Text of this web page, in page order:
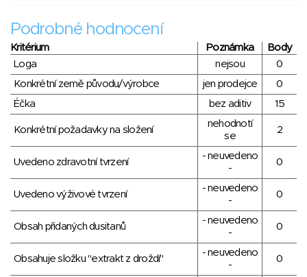
Podrobné hodnocení
Kritérium Poznámka
Body
Loga
nejsou
0
Konkrétní země původu/výrobce
jen prodejce
0
Éčka
bez aditiv 15
Konkrétní požadavky na složení
nehodnotí
se
2
Uvedeno zdravotní tvrzení
- neuvedeno
-
0
Uvedeno výživové tvrzení
- neuvedeno
-
0
Obsah přidaných dusitanů
- neuvedeno
-
0
Obsahuje složku "extrakt z droždí"
- neuvedeno
-
0